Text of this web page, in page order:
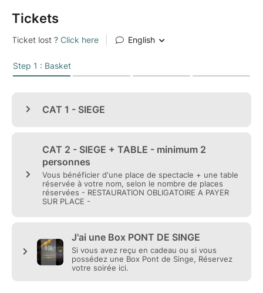
meilleure partition, et notre voix le plus bel
profondément vivant.
TOUT PUBLIC
Tickets